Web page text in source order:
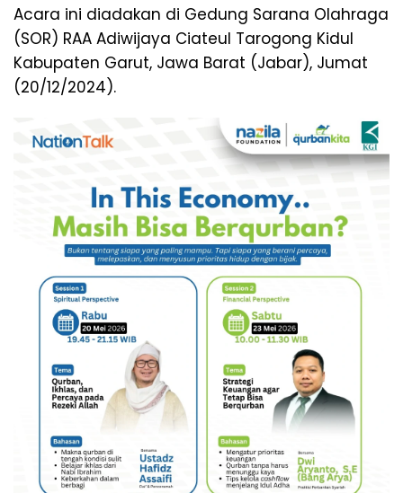
Acara ini diadakan di Gedung Sarana Olahraga
(SOR) RAA Adiwijaya Ciateul Tarogong Kidul
Kabupaten Garut, Jawa Barat (Jabar), Jumat
(20/12/2024).